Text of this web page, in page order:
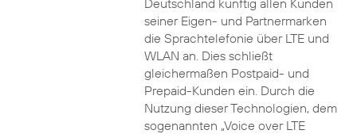
Deutschland künftig allen Kunden
seiner Eigen- und Partnermarken
die Sprachtelefonie über LTE und
WLAN an. Dies schließt
gleichermaßen Postpaid- und
Prepaid-Kunden ein. Durch die
Nutzung dieser Technologien, dem
sogenannten „Voice over LTE